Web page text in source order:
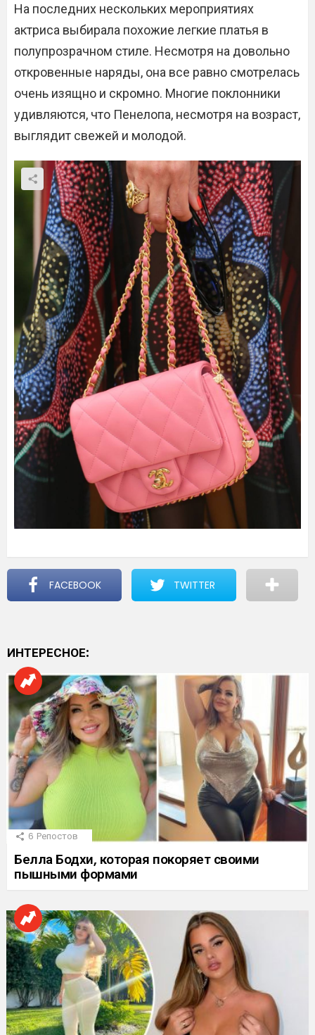
На последних нескольких мероприятиях
актриса выбирала похожие легкие платья в
полупрозрачном стиле. Несмотря на довольно
откровенные наряды, она все равно смотрелась
очень изящно и скромно. Многие поклонники
удивляются, что Пенелопа, несмотря на возраст,
выглядит свежей и молодой.
FACEBOOK TWITTER
ИНТЕРЕСНОЕ:
6 Репостов
Белла Бодхи, которая покоряет своими
пышными формами